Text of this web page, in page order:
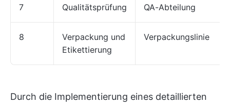
7 Qualitätsprüfung QA-Abteilung
8
Verpackung und
Etikettierung
Verpackungslinie
Durch die Implementierung eines detaillierten